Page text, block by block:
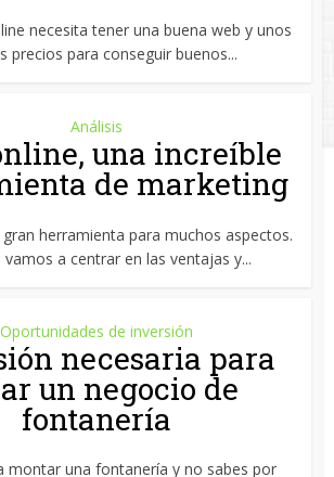
necesita tener una buena web y unos
precios para conseguir buenos...
Análisis
una increíble
de marketing
gran herramienta para muchos aspectos.
vamos a centrar en las ventajas y...
Oportunidades de inversión
necesaria para
un negocio de
fontanería
montar una fontanería y no sabes por